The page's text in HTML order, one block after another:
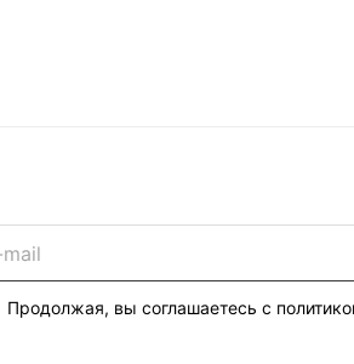
Продолжая, вы соглашаетесь с